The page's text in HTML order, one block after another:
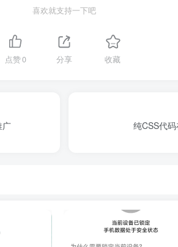
喜欢就支持一下吧
点赞0 分享 收藏
广
纯CSS代